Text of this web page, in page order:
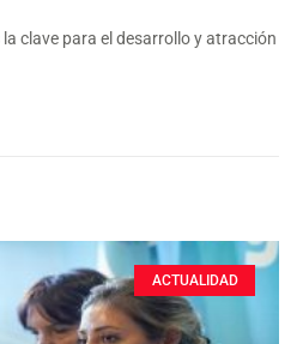
clave para el desarrollo y atracción
ACTUALIDAD